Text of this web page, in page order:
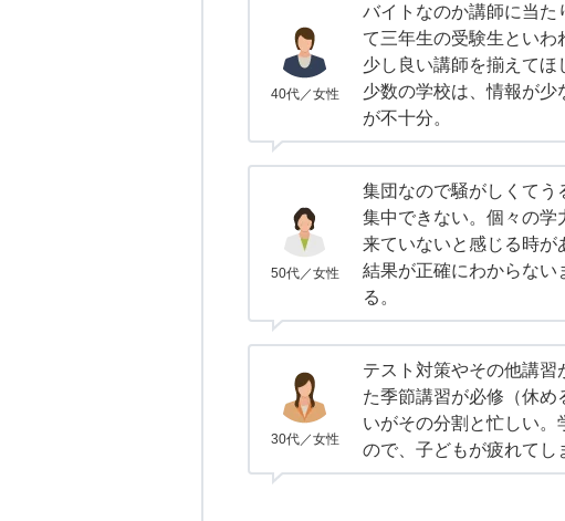
40代／女性
バイトなのか講師に当た
て三年生の受験生といわ
少し良い講師を揃えてほ
少数の学校は、情報が少
が不十分。
50代／女性
集団なので騒がしくてう
集中できない。個々の学
来ていないと感じる時が
結果が正確にわからない
る。
30代／女性
テスト対策やその他講習
た季節講習が必修（休め
いがその分割と忙しい。
ので、子どもが疲れてし